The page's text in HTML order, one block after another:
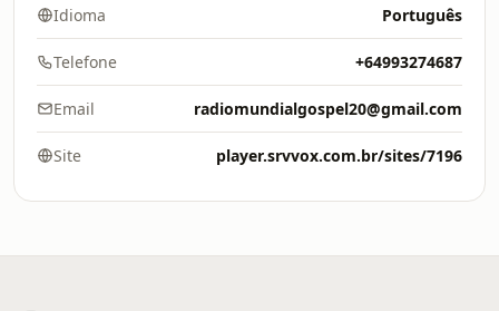
Idioma Português
Telefone +64993274687
Email radiomundialgospel20@gmail.com
Site player.srvvox.com.br/sites/7196